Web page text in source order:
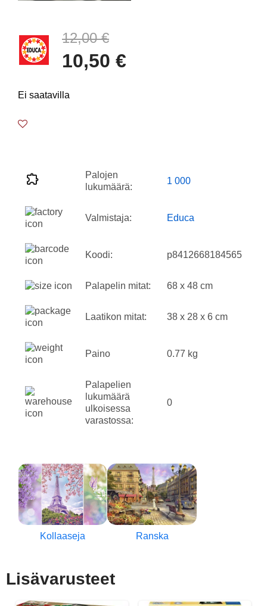
12,00 €
10,50 €
Ei saatavilla
Palojen
lukumäärä:
1 000
Valmistaja: Educa
Koodi: p8412668184565
Palapelin mitat: 68 x 48 cm
Laatikon mitat: 38 x 28 x 6 cm
Paino 0.77 kg
Palapelien
lukumäärä
ulkoisessa
varastossa:
0
Kollaaseja Ranska
Lisävarusteet